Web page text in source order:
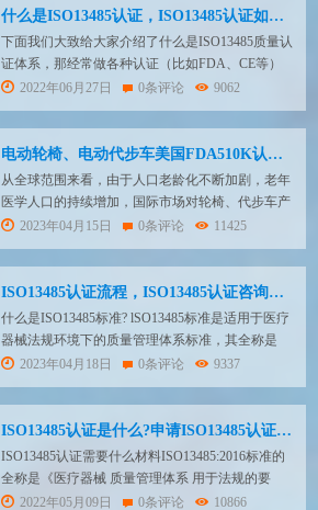
配欧盟医疗器械指令(MDD),欧盟医疗器械法规
(MDR)和其他法规的同时展...
什么是ISO13485认证，ISO13485认证如何办理?
下面我们大致给大家介绍了什么是ISO13485质量认
证体系，那经常做各种认证（比如FDA、CE等）
的朋友应该了解这些认证中难令人抓狂的就应该是
准备材料了，经常会出现万事俱备，但是材料不齐
的状况。所以今天，给大家介绍有关ISO13485认证
的资料以及办理流程，拿小本本记下。 ISO13485
认证所需资料: 1、企业营业执...
2022年06月27日 0条评论 9062
电动轮椅、电动代步车美国FDA510K认证和欧盟CE认证办理要求
从全球范围来看，由于人口老龄化不断加剧，老年
医学人口的持续增加，国际市场对轮椅、代步车产
品的需求不断扩张，市场规模逐年上升。 一、电
动轮椅美国FDA510（K）认证流程： 第一步：根
据产品以及FDA相关法规，指导原则制定510(k)申
请信息清单。清单包含编写510(k)申请文件所需的
所有材料及要求，例如：图纸，规格...
2023年04月15日 0条评论 11425
ISO13485认证流程，ISO13485认证咨询辅导哪里办理
什么是ISO13485标准? lSO13485标准是适用于医疗
器械法规环境下的质量管理体系标准，其全称是
《医疗器械质量管理体系用于法规的要求》它采用
了基于ISO9001标准中PDCA的相关理念，相较
ISO9001标准适用于所有类型的组织，ISO13485更
具有专业性，针对与医疗器械设计开发、生产、贮
存和流通、安装、服务...
2023年04月18日 0条评论 9337
ISO13485认证是什么?申请ISO13485认证需要什么条件
ISO13485认证需要什么材料ISO13485:2016标准的
全称是《医疗器械 质量管理体系 用于法规的要
求》，对医疗器械生产企业的质量管理体系提出了
2022年05月09日 0条评论 10866